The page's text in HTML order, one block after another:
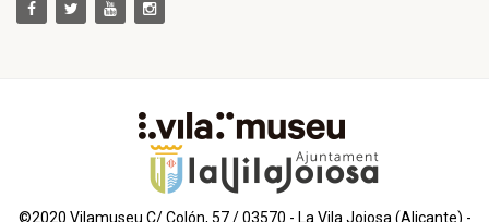
©2020 Vilamuseu C/ Colón, 57 / 03570 - La Vila Joiosa (Alicante) -